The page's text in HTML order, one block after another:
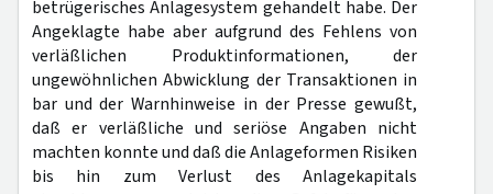
betrügerisches Anlagesystem gehandelt habe. Der
Angeklagte habe aber aufgrund des Fehlens von
verläßlichen Produktinformationen, der
ungewöhnlichen Abwicklung der Transaktionen in
bar und der Warnhinweise in der Presse gewußt,
daß er verläßliche und seriöse Angaben nicht
machten konnte und daß die Anlageformen Risiken
bis hin zum Verlust des Anlagekapitals